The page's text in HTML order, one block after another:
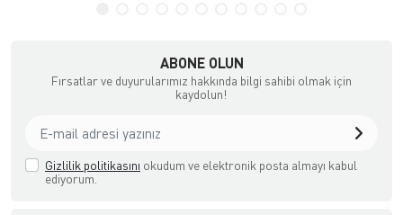
ABONE OLUN
Fırsatlar ve duyurularımız hakkında bilgi sahibi olmak için
kaydolun!
Gizlilik politikasını okudum ve elektronik posta almayı kabul
ediyorum.